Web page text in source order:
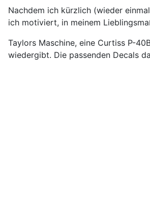
Nachdem ich kürzlich (wieder
ich motiviert, in meinem
Taylors Maschine, eine Curtiss P-
wiedergibt. Die passenden Decals